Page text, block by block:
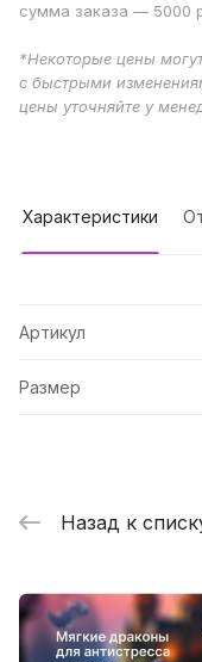
сумма заказа — 5000
*Некоторые цены могут
с быстрыми
цены уточняйте у
Характеристики
Артикул
Размер
Назад к